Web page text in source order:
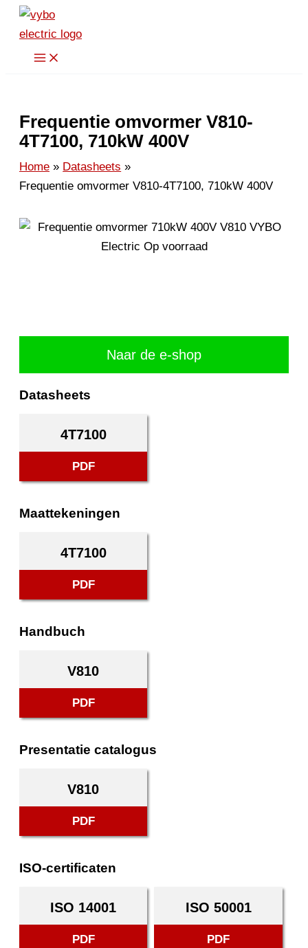
Spring
naar
Frequentie omvormer V810-
4T7100, 710kW 400V
Home
Datasheets
Frequentie omvormer V810-4T7100, 710kW 400V
Naar de e-shop
Datasheets
4T7100
PDF
Maattekeningen
4T7100
PDF
Handbuch
V810
PDF
Presentatie catalogus
V810
PDF
ISO-certificaten
ISO 14001
PDF
ISO 50001
PDF